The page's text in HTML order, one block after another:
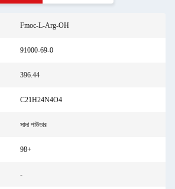
Fmoc-L-Arg-OH
91000-69-0
396.44
C21H24N4O4
সাদা পাউডার
98+
-